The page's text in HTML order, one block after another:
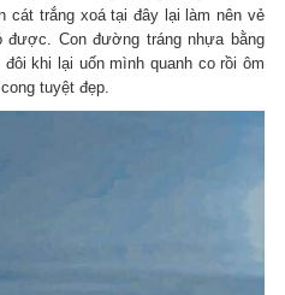
cát trắng xoá tại đây lại làm nên vẻ
Con đường tráng nhựa bằng
khi lại uốn mình quanh co rồi ôm
tuyệt đẹp.